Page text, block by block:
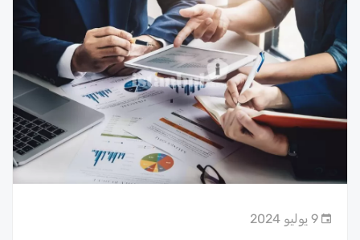
9 يوليو 2024